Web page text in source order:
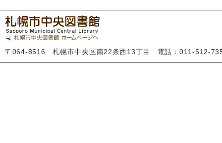
〒064-8516 札幌市中央区南22条西13丁目 電話：011-512-